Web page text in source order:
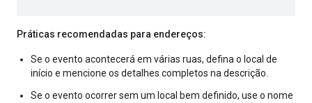
Práticas recomendadas para endereços:
Se o evento acontecerá em várias ruas, defina o local de
início e mencione os detalhes completos na descrição.
Se o evento ocorrer sem um local bem definido, use o nome